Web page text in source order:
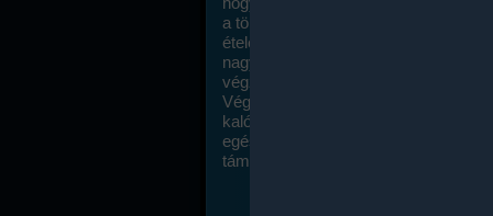
a többi diétához képest. Itt nincsenek
ételek és a megengedett kalóriabevitelt
nagymértékben növelheted ha
végzel.
Végül, de nem utolsó sorban, a
kalóriaszámolás módszerét a legtöbb
egészségügyi szakorvos ajánlja és
támogatja.